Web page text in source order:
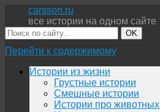
carsson.ru
все истории на одном сайте
OK
Перейти к содержимому
Истории из жизни
Грустные истории
Смешные истории
Истории про животных